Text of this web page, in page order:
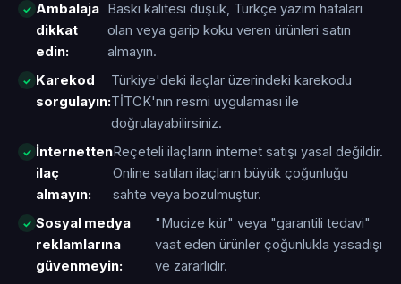
Ambalaja
dikkat
edin:
Baskı kalitesi düşük, Türkçe yazım hataları
olan veya garip koku veren ürünleri satın
almayın.
Karekod
sorgulayın:
Türkiye'deki ilaçlar üzerindeki karekodu
TİTCK'nın resmi uygulaması ile
doğrulayabilirsiniz.
İnternetten
ilaç
almayın:
Reçeteli ilaçların internet satışı yasal değildir.
Online satılan ilaçların büyük çoğunluğu
sahte veya bozulmuştur.
Sosyal medya
reklamlarına
güvenmeyin:
"Mucize kür" veya "garantili tedavi"
vaat eden ürünler çoğunlukla yasadışı
ve zararlıdır.